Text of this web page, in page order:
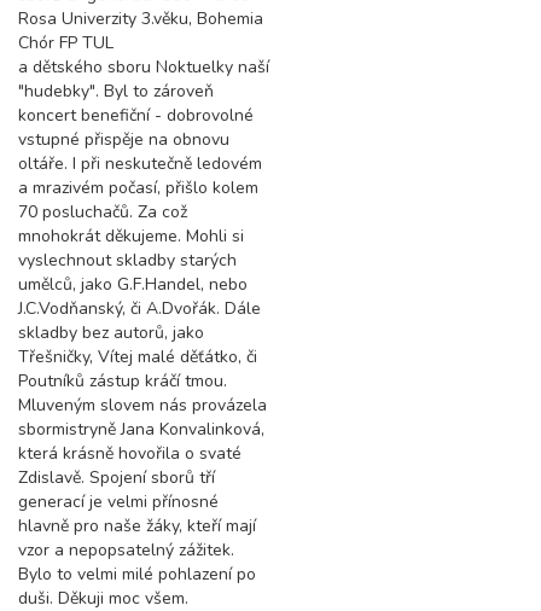
Rosa Univerzity 3.věku, Bohemia
Chór FP TUL
a dětského sboru Noktuelky naší
"hudebky". Byl to zároveň
koncert benefiční - dobrovolné
vstupné přispěje na obnovu
oltáře. I při neskutečně ledovém
a mrazivém počasí, přišlo kolem
70 posluchačů. Za což
mnohokrát děkujeme. Mohli si
vyslechnout skladby starých
umělců, jako G.F.Handel, nebo
J.C.Vodňanský, či A.Dvořák. Dále
skladby bez autorů, jako
Třešničky, Vítej malé děťátko, či
Poutníků zástup kráčí tmou.
Mluveným slovem nás provázela
sbormistryně Jana Konvalinková,
která krásně hovořila o svaté
Zdislavě. Spojení sborů tří
generací je velmi přínosné
hlavně pro naše žáky, kteří mají
vzor a nepopsatelný zážitek.
Bylo to velmi milé pohlazení po
duši. Děkuji moc všem.